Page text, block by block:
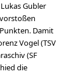
Gubler
Damit
Vogel (TSV
(SF
die